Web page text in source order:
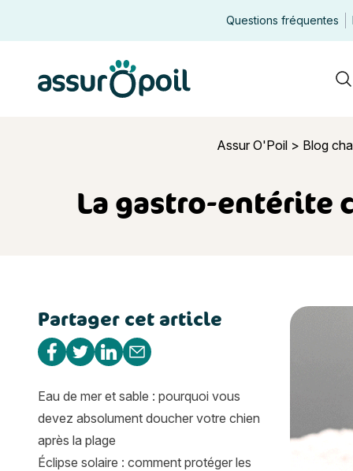
Questions fréquentes
Assur O'Poil> Blog
La gastro-entérite
La gastro-
Partager cet article
Partager sur Facebook
Partager sur Twitter
Partager sur Linkedin
Partager par e-mail
Eau de mer et sable : pourquoi vous
devez absolument doucher votre chien
après la plage
Éclipse solaire : comment protéger les